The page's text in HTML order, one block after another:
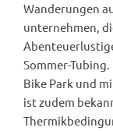
Wanderungen
unternehmen,
Sommer-
Bike Park und
ist zudem